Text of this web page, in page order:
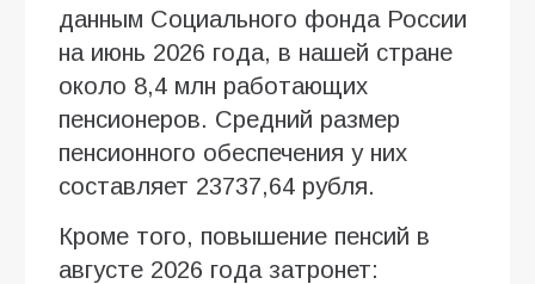
данным Социального фонда России
на июнь 2026 года, в нашей стране
около 8,4 млн работающих
пенсионеров. Средний размер
пенсионного обеспечения у них
составляет 23737,64 рубля.
Кроме того, повышение пенсий в
августе 2026 года затронет: